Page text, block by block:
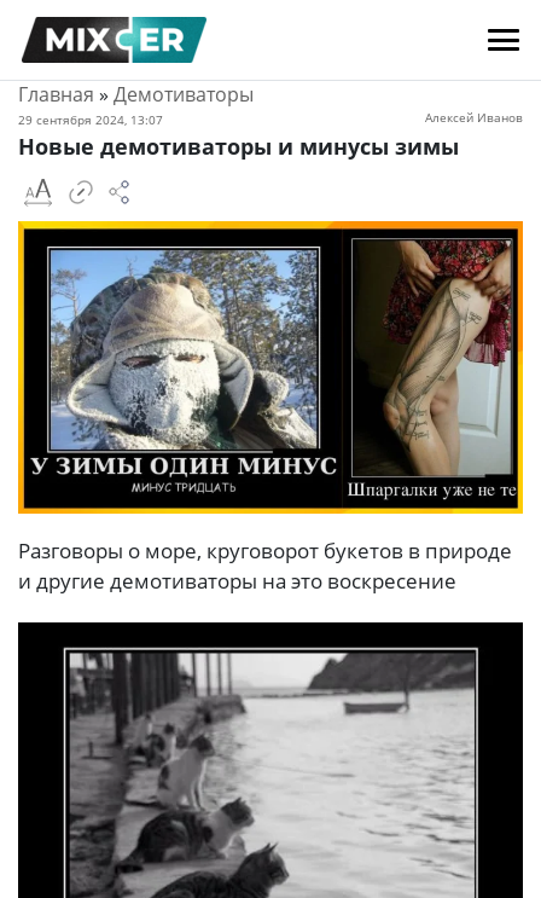
Главная » Демотиваторы
29 сентября 2024, 13:07 Алексей Иванов
Новые демотиваторы и минусы зимы
Разговоры о море, круговорот букетов в природе
и другие демотиваторы на это воскресение